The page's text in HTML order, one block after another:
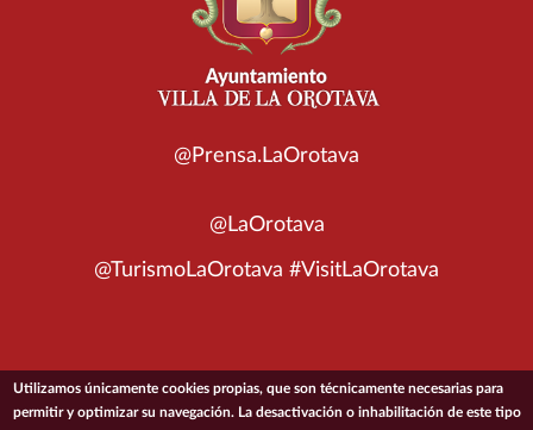
@Prensa.LaOrotava
@LaOrotava
@TurismoLaOrotava #VisitLaOrotava
© 2026 Ayuntamiento de la Villa de La Orotava
Utilizamos únicamente cookies propias, que son técnicamente necesarias para
permitir y optimizar su navegación. La desactivación o inhabilitación de este tipo